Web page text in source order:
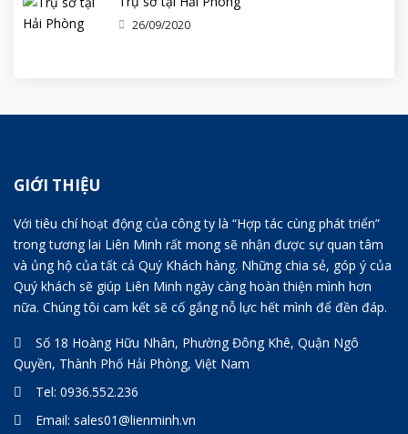
26/09/2020
GIỚI THIỆU
Với tiêu chí hoạt động của công ty là “Hợp tác cùng phát triển”
trong tương lai Liên Minh rất mong sẽ nhận được sự quan tâm
và ủng hộ của tất cả Quý Khách hàng. Những chia sẻ, góp ý của
Quý khách sẽ giúp Liên Minh ngày càng hoàn thiện mình hơn
nữa. Chúng tôi cam kết sẽ cố gắng nỗ lực hết mình để đền đáp.
Số 18 Hoàng Hữu Nhân, Phường Đông Khê, Quận Ngô
Quyền, Thành Phố Hải Phòng, Việt Nam
Tel: 0936.552.236
Email: sales01@lienminh.vn